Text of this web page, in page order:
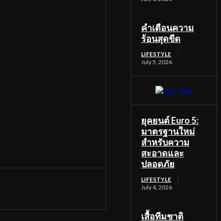
คำเตือนความ
ร้อนสุดขีด
LIFESTYLE
July 5, 2026
ยุคยนต์ Euro 5:
มาตรฐานใหม่
สำหรับความ
สะอาดและ
ปลอดภัย
LIFESTYLE
July 4, 2026
เสื้อทีมชาติ